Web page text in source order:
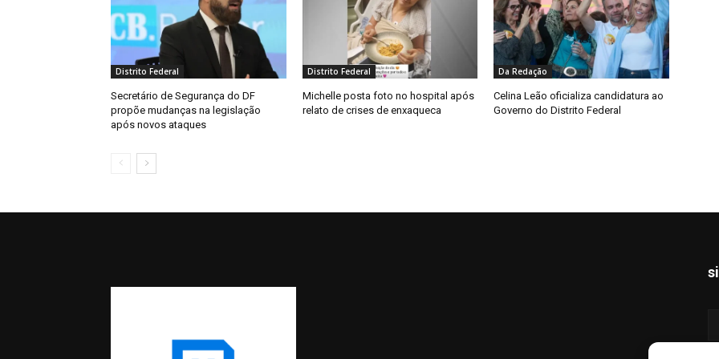
Distrito Federal
Secretário de Segurança do DF
propõe mudanças na legislação
após novos ataques
Distrito Federal
Michelle posta foto no hospital após
relato de crises de enxaqueca
Da Redação
Celina Leão oficializa candidatura ao
Governo do Distrito Federal